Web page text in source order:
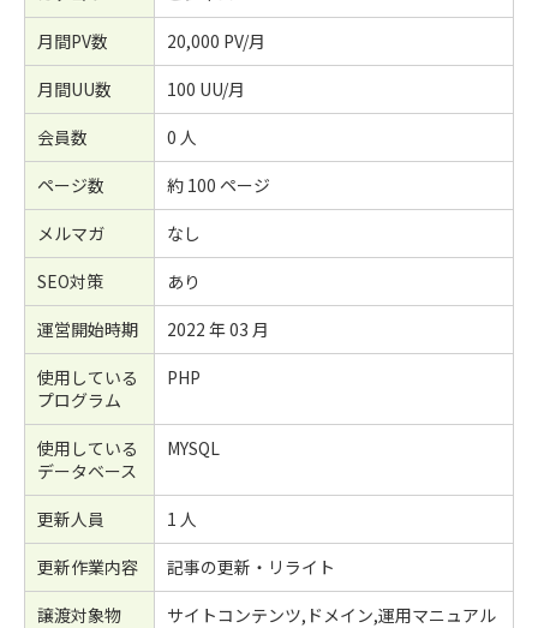
月間PV数
20,000 PV/月
月間UU数
100 UU/月
会員数
0 人
ページ数
約 100 ページ
メルマガ
なし
SEO対策
あり
運営開始時期
2022 年 03 月
使用している
プログラム
PHP
使用している
データベース
MYSQL
更新人員
1 人
更新作業内容
記事の更新・リライト
譲渡対象物
サイトコンテンツ,ドメイン,運用マニュアル